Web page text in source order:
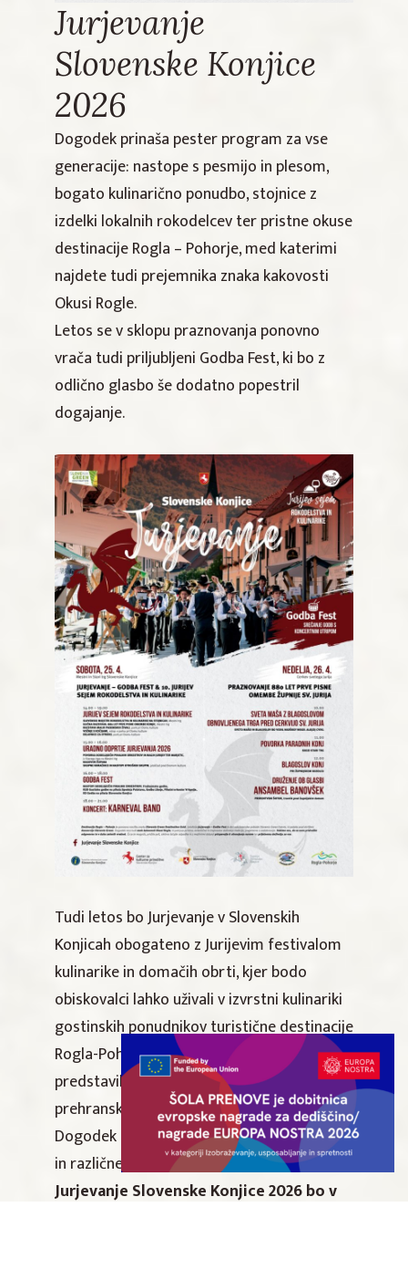
Jurjevanje
Slovenske Konjice
2026
Dogodek prinaša pester program za vse
generacije: nastope s pesmijo in plesom,
bogato kulinarično ponudbo, stojnice z
izdelki lokalnih rokodelcev ter pristne okuse
destinacije Rogla – Pohorje, med katerimi
najdete tudi prejemnika znaka kakovosti
Okusi Rogle.
Letos se v sklopu praznovanja ponovno
vrača tudi priljubljeni Godba Fest, ki bo z
odlično glasbo še dodatno popestril
dogajanje.
Tudi letos bo Jurjevanje v Slovenskih
Konjicah obogateno z Jurijevim festivalom
kulinarike in domačih obrti, kjer bodo
obiskovalci lahko uživali v izvrstni kulinariki
gostinskih ponudnikov turistične destinacije
Rogla-Pohorje. Na stojnicah se bodo
predstavili mnogi lokalni ponudniki s
prehranskimi in rokodelskimi izdelki.
Dogodek bodo dopolnile vožnje s kočijami
in različne aktivnosti za otroke.
Jurjevanje Slovenske Konjice 2026 bo v